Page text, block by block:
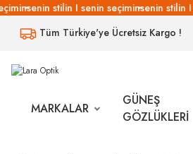
senin stilin I senin seçiminsenin stilin I
Tüm Türkiye'ye Ücretsiz Kargo !
MARKALAR
GÜNEŞ
GÖZLÜKLERİ